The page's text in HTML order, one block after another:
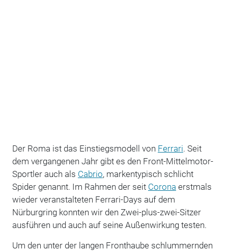
Der Roma ist das Einstiegsmodell von Ferrari. Seit
dem vergangenen Jahr gibt es den Front-Mittelmotor-
Sportler auch als Cabrio, markentypisch schlicht
Spider genannt. Im Rahmen der seit Corona erstmals
wieder veranstalteten Ferrari-Days auf dem
Nürburgring konnten wir den Zwei-plus-zwei-Sitzer
ausführen und auch auf seine Außenwirkung testen.
Um den unter der langen Fronthaube schlummernden